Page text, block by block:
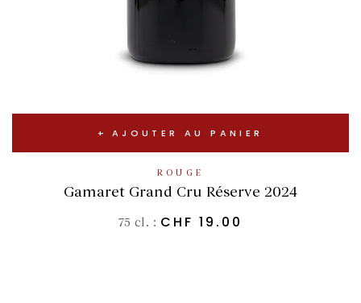
AJOUTER AU PANIER
ROUGE
Gamaret Grand Cru Réserve 2024
75 cl. : CHF 19.00